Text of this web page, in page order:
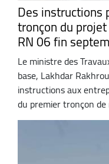
Des instructions
tronçon du
RN 06 fin
Le ministre des
base, Lakhdar
instructions aux
du premier tronçon